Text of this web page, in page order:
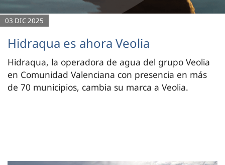
03 DIC 2025
Hidraqua es ahora Veolia
Hidraqua, la operadora de agua del grupo Veolia
en Comunidad Valenciana con presencia en más
de 70 municipios, cambia su marca a Veolia.